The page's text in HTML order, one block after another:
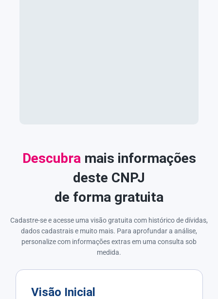
Descubramais informações
deste CNPJ
de forma gratuita
Cadastre-se e acesse uma visão gratuita com histórico de dívidas,
dados cadastrais e muito mais. Para aprofundar a análise,
personalize com informações extras em uma consulta sob
medida.
Visão Inicial